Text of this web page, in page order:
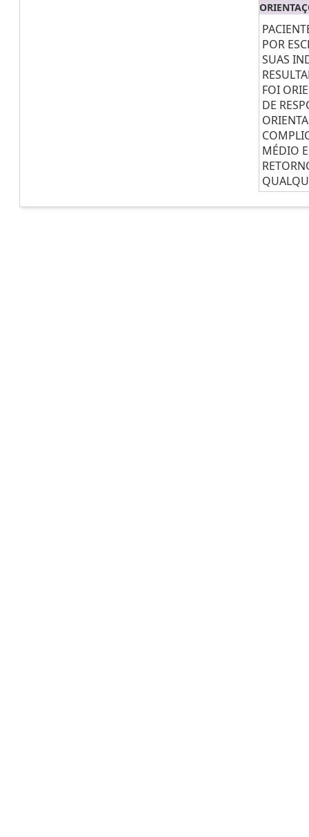
POR
SUAS
FOI
DE
MÉDIO